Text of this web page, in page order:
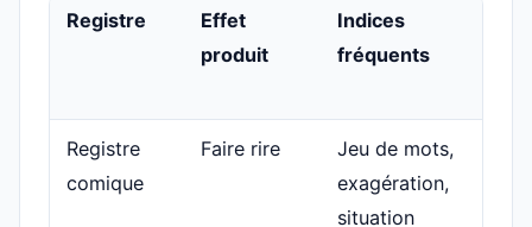
Registre
Effet
produit
Indices
fréquents
Registre
comique
Faire rire
Jeu de mots,
exagération,
situation